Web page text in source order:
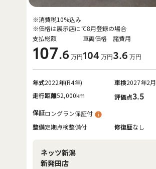
支払総額
107.6 万円
車両価格
104 万円
諸費用
3.6 万円
※消費税10%込み
※価格は展示店にて8月登録の場合
年式2022年(R4年) 車検2027年2月
走行距離52,000km 評価点3.5
保証ロングラン保証付
整備定期点検整備付 修復歴なし
ネッツ新潟
新発田店